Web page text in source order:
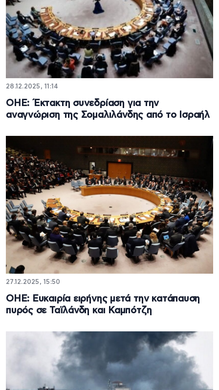
28.12.2025, 11:14
ΟΗΕ: Έκτακτη συνεδρίαση για την
αναγνώριση της Σομαλιλάνδης από το Ισραήλ
27.12.2025, 15:50
ΟΗΕ: Ευκαιρία ειρήνης μετά την κατάπαυση
πυρός σε Ταϊλάνδη και Καμπότζη